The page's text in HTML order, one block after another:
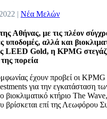
| Νέα Μελών
Αθήνας, με τις πλέον
υποδομές, αλλά και
LEED Gold, η KPMG
πορεία
έχουν προβεί οι
για την εγκατάσταση
κτήριο The Wave,
επί της Λεωφόρου